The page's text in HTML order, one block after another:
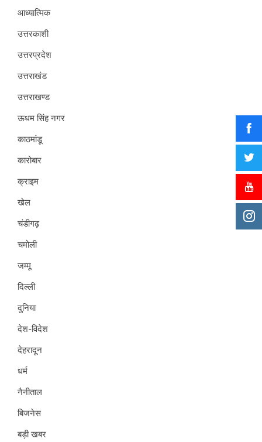
आध्यात्मिक
उत्तरकाशी
उत्तरप्रदेश
उत्तराखंड
उत्तराखण्ड
ऊधम सिंह नगर
काठमांडू
कारोबार
क्राइम
खेल
चंडीगढ़
चमोली
जम्मू
दिल्ली
दुनिया
देश-विदेश
देहरादून
धर्म
नैनीताल
बिजनेस
बड़ी खबर